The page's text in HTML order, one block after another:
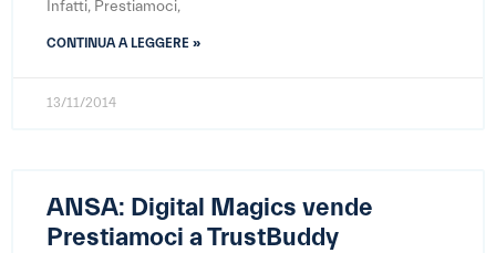
Infatti, Prestiamoci,
CONTINUA A LEGGERE »
13/11/2014
ANSA: Digital Magics vende
Prestiamoci a TrustBuddy